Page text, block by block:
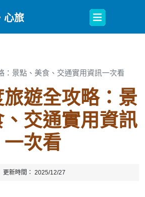
心旅
Open
Button
：景點、美食、交通實用資訊一次看
遊全攻略：景
交通實用資訊
一次看
更新時間： 2025/12/27